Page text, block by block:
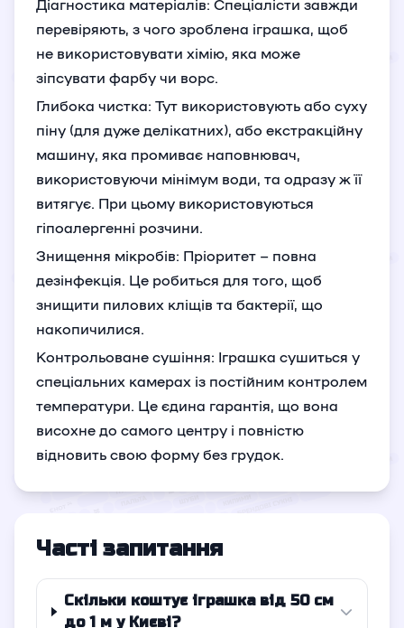
Діагностика матеріалів: Спеціалісти завжди
перевіряють, з чого зроблена іграшка, щоб
не використовувати хімію, яка може
зіпсувати фарбу чи ворс.
Глибока чистка: Тут використовують або суху
піну (для дуже делікатних), або екстракційну
машину, яка промиває наповнювач,
використовуючи мінімум води, та одразу ж її
витягує. При цьому використовуються
гіпоалергенні розчини.
Знищення мікробів: Пріоритет – повна
дезінфекція. Це робиться для того, щоб
знищити пилових кліщів та бактерії, що
накопичилися.
Контрольоване сушіння: Іграшка сушиться у
спеціальних камерах із постійним контролем
температури. Це єдина гарантія, що вона
висохне до самого центру і повністю
відновить свою форму без грудок.
Часті запитання
Скільки коштує іграшка від 50 см
до 1 м у Києві?